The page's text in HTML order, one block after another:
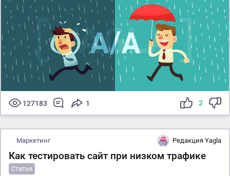
127183 1 2
Маркетинг Редакция Yagla
Как тестировать сайт при низком трафике
Статья